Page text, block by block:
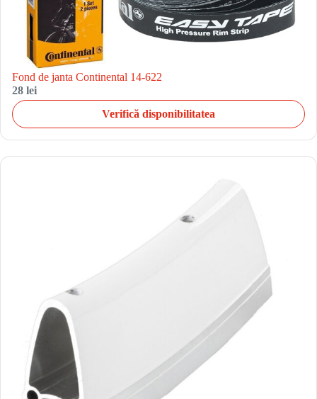
Fond de janta Continental 14-622
28 lei
Verifică disponibilitatea